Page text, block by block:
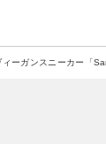
ィーガンスニーカー「